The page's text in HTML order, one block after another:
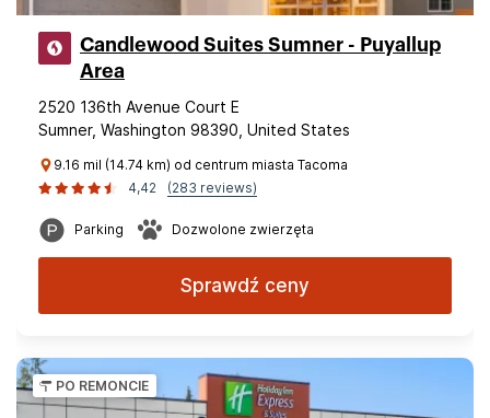
Candlewood Suites Sumner - Puyallup
Area
2520 136th Avenue Court E
Sumner, Washington 98390, United States
9.16 mil (14.74 km) od centrum miasta Tacoma
4,42
(283 reviews)
Parking Dozwolone zwierzęta
Sprawdź ceny
PO REMONCIE